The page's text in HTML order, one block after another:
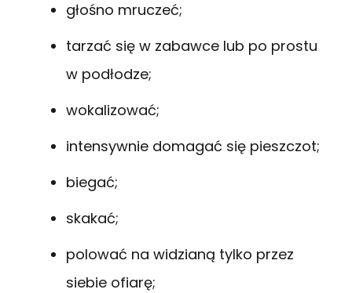
głośno mruczeć;
tarzać się w zabawce lub po prostu
w podłodze;
wokalizować;
intensywnie domagać się pieszczot;
biegać;
skakać;
polować na widzianą tylko przez
siebie ofiarę;